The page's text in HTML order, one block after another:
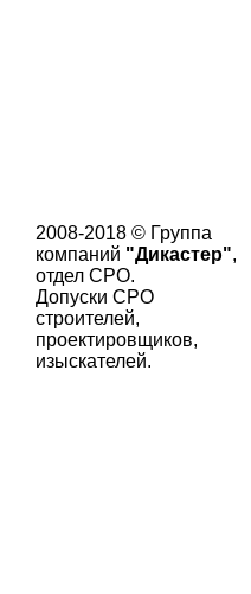
2008-2018 © Группа
компаний "Дикастер",
отдел СРО.
Допуски СРО
строителей,
проектировщиков,
изыскателей.